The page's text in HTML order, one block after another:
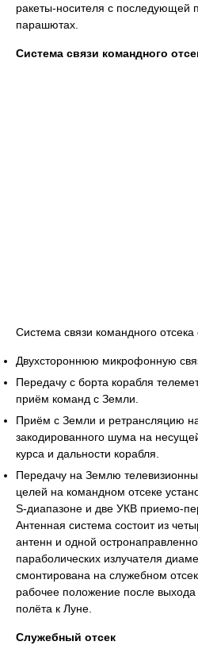
ракеты-носителя с последующей
парашютах.
Система связи командного
Система связи командного отсека
Двухстороннюю микрофонную
Передачу с борта корабля
приём команд с Земли.
Приём с Земли и ретрансляцию
закодированного шума на
курса и дальности корабля.
Передачу на Землю
целей на командном отсеке
S-диапазоне и две УКВ приемо-
Антенная система состоит из
антенн и одной
параболических излучателя
смонтирована на служебном
рабочее положение после выхода
полёта к Луне.
Служебный отсек